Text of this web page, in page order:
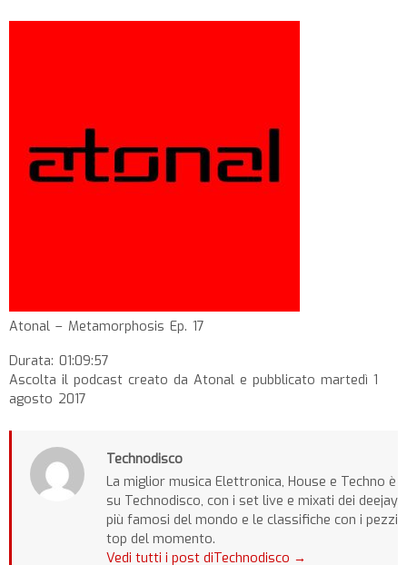
Atonal – Metamorphosis Ep. 17
Durata: 01:09:57
Ascolta il podcast creato da Atonal e pubblicato martedì 1
agosto 2017
Technodisco
La miglior musica Elettronica, House e Techno è
su Technodisco, con i set live e mixati dei deejay
più famosi del mondo e le classifiche con i pezzi
top del momento.
Vedi tutti i post diTechnodisco →